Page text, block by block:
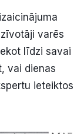
varēs
līdzi savai
vai dienas
ieteiktos